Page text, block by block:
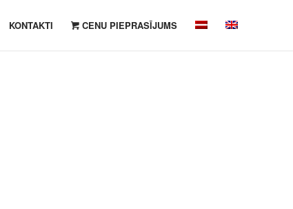
KONTAKTI CENU PIEPRASĪJUMS